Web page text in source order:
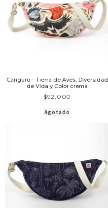
Canguro – Tierra de Aves, Diversidad
de Vida y Color crema
$92,000
Agotado